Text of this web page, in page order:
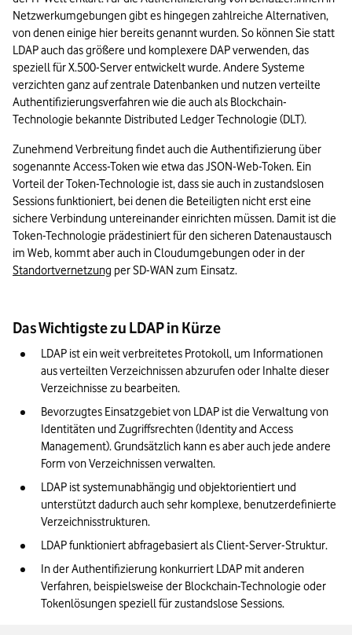
Netzwerkumgebungen gibt es hingegen zahlreiche Alternativen,
von denen einige hier bereits genannt wurden. So können Sie statt
LDAP auch das größere und komplexere DAP verwenden, das
speziell für X.500-Server entwickelt wurde. Andere Systeme
verzichten ganz auf zentrale Datenbanken und nutzen verteilte
Authentifizierungsverfahren wie die auch als Blockchain-
Technologie bekannte Distributed Ledger Technologie (DLT).
Zunehmend Verbreitung findet auch die Authentifizierung über
sogenannte Access-Token wie etwa das JSON-Web-Token. Ein
Vorteil der Token-Technologie ist, dass sie auch in zustandslosen
Sessions funktioniert, bei denen die Beteiligten nicht erst eine
sichere Verbindung untereinander einrichten müssen. Damit ist die
Token-Technologie prädestiniert für den sicheren Datenaustausch
Standortvernetzung per SD-WAN zum Einsatz.
Das Wichtigste zu LDAP in Kürze
LDAP ist ein weit verbreitetes Protokoll, um Informationen
aus verteilten Verzeichnissen abzurufen oder Inhalte dieser
Verzeichnisse zu bearbeiten.
Bevorzugtes Einsatzgebiet von LDAP ist die Verwaltung von
Identitäten und Zugriffsrechten (Identity and Access
Management). Grundsätzlich kann es aber auch jede andere
Form von Verzeichnissen verwalten.
LDAP ist systemunabhängig und objektorientiert und
unterstützt dadurch auch sehr komplexe, benutzerdefinierte
Verzeichnisstrukturen.
LDAP funktioniert abfragebasiert als Client-Server-Struktur.
In der Authentifizierung konkurriert LDAP mit anderen
Verfahren, beispielsweise der Blockchain-Technologie oder
Tokenlösungen speziell für zustandslose Sessions.